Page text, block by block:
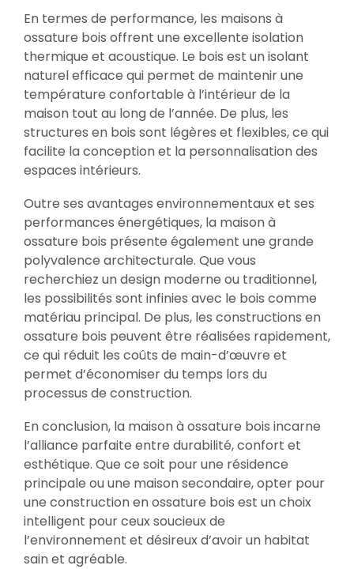
En termes de performance, les maisons à
ossature bois offrent une excellente isolation
thermique et acoustique. Le bois est un isolant
naturel efficace qui permet de maintenir une
température confortable à l’intérieur de la
maison tout au long de l’année. De plus, les
structures en bois sont légères et flexibles, ce qui
facilite la conception et la personnalisation des
espaces intérieurs.
Outre ses avantages environnementaux et ses
performances énergétiques, la maison à
ossature bois présente également une grande
polyvalence architecturale. Que vous
recherchiez un design moderne ou traditionnel,
les possibilités sont infinies avec le bois comme
matériau principal. De plus, les constructions en
ossature bois peuvent être réalisées rapidement,
ce qui réduit les coûts de main-d’œuvre et
permet d’économiser du temps lors du
processus de construction.
En conclusion, la maison à ossature bois incarne
l’alliance parfaite entre durabilité, confort et
esthétique. Que ce soit pour une résidence
principale ou une maison secondaire, opter pour
une construction en ossature bois est un choix
intelligent pour ceux soucieux de
l’environnement et désireux d’avoir un habitat
sain et agréable.